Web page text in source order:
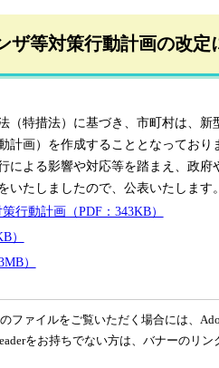
ザ等対策行動計画の改定
（特措法）に基づき、市町村は、
計画）を作成することとなっており
よる影響や対応等を踏まえ、政府
たしましたので、公表いたします。
行動計画（PDF：343KB）
）
）
ファイルをご覧いただく場合には、
をお持ちでない方は、バナーのリ